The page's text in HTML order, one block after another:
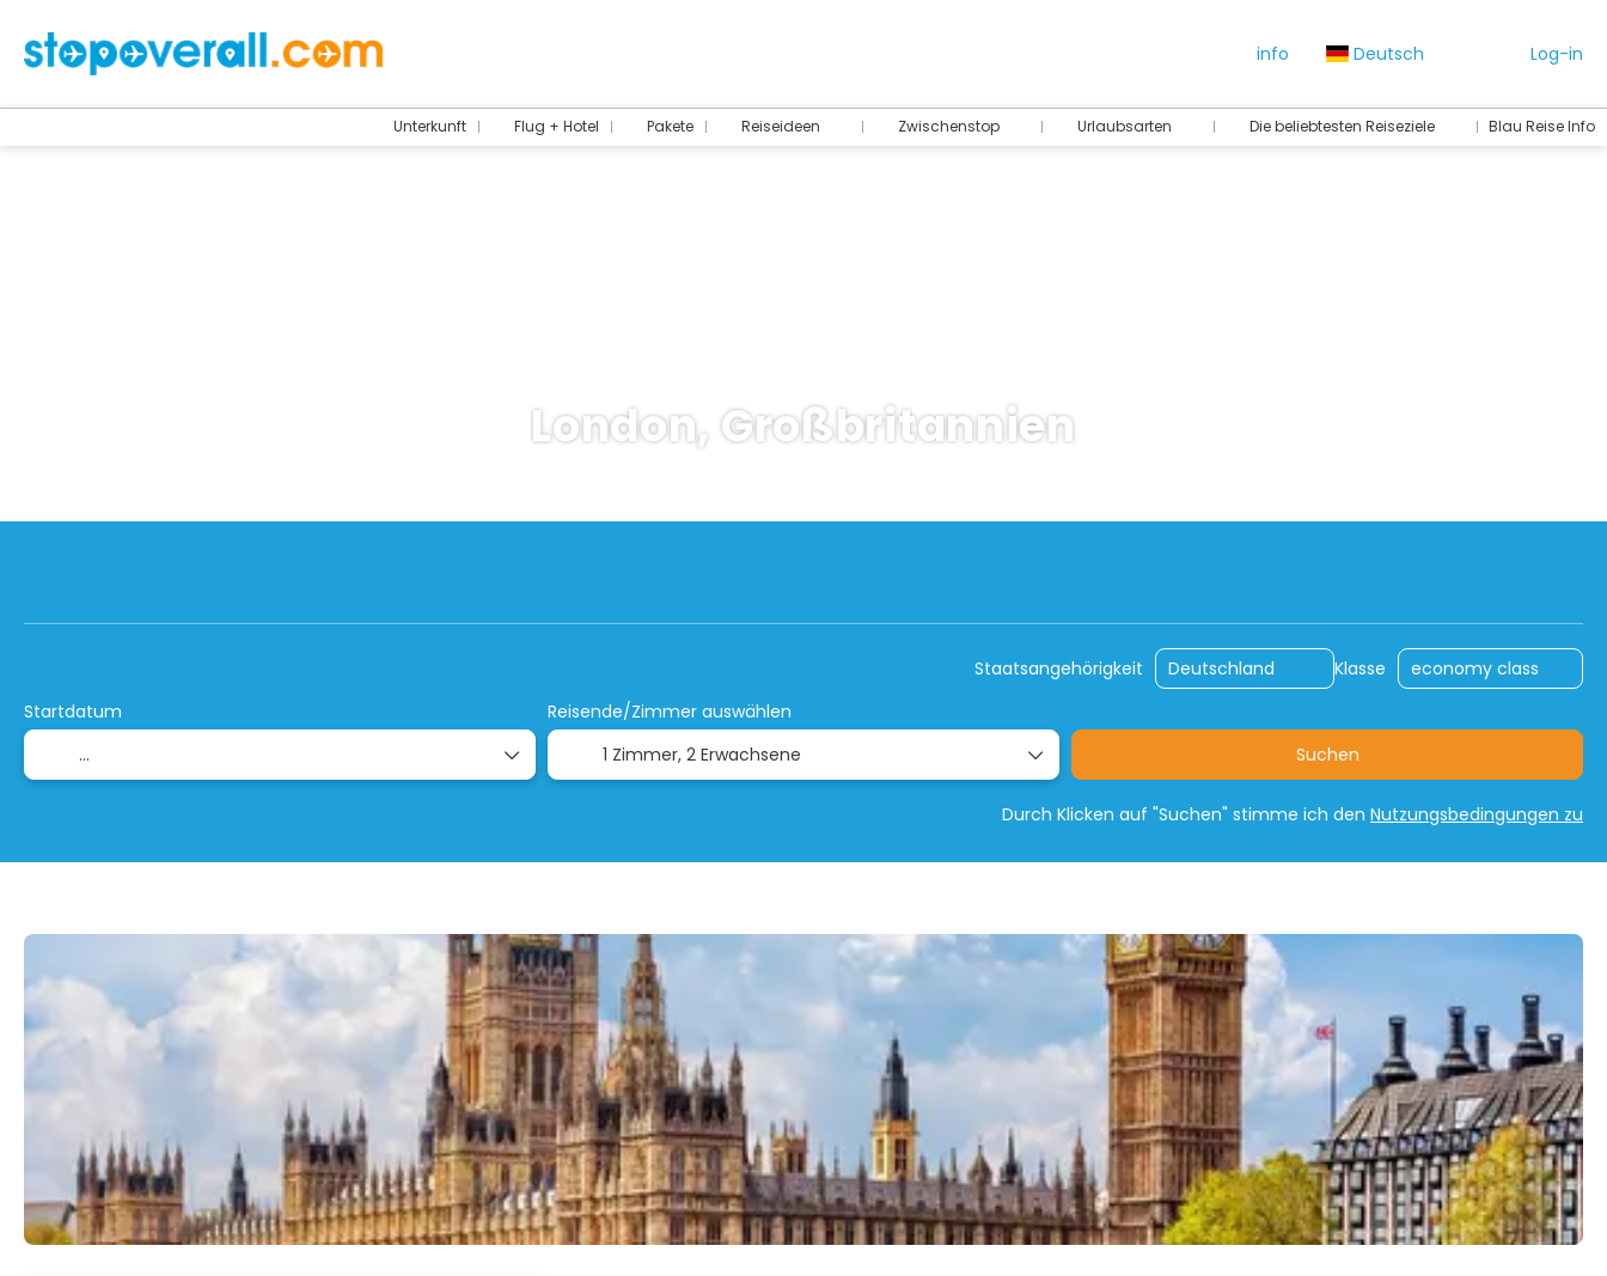
info Deutsch Log-in
Unterkunft Flug + Hotel Pakete Reiseideen Zwischenstop Urlaubsarten Die beliebtesten Reiseziele Blau Reise Info
London, Großbritannien
Staatsangehörigkeit
Klasse
Startdatum
Reisende/Zimmer auswählen
1 Zimmer, 2 Erwachsene Suchen
Durch Klicken auf "Suchen" stimme ich den Nutzungsbedingungen zu